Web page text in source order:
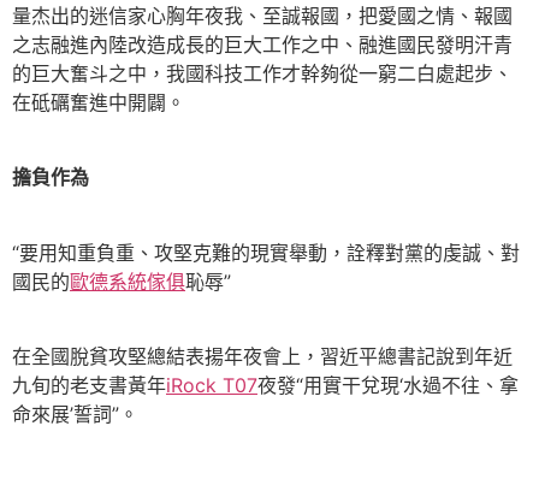
量杰出的迷信家心胸年夜我、至誠報國，把愛國之情、報國
之志融進內陸改造成長的巨大工作之中、融進國民發明汗青
的巨大奮斗之中，我國科技工作才幹夠從一窮二白處起步、
在砥礪奮進中開闢。
擔負作為
“要用知重負重、攻堅克難的現實舉動，詮釋對黨的虔誠、對
國民的歐德系統傢俱恥辱”
在全國脫貧攻堅總結表揚年夜會上，習近平總書記說到年近
九旬的老支書黃年iRock T07夜發“用實干兌現‘水過不往、拿
命來展’誓詞”。